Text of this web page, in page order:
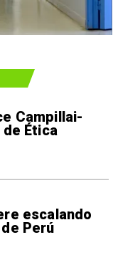
Campillai-
de Ética
escalando
Perú